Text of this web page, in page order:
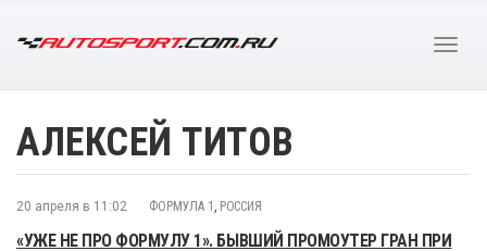
АЛЕКСЕЙ ТИТОВ
20 апреля в 11:02 ФОРМУЛА 1 , РОССИЯ
«УЖЕ НЕ ПРО ФОРМУЛУ 1». БЫВШИЙ ПРОМОУТЕР ГРАН ПРИ